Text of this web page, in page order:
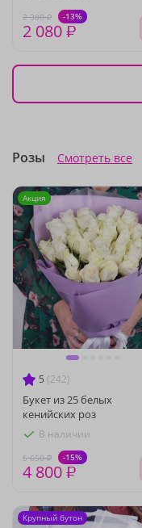
2 380 ₽ -13%
2 080 ₽
Розы Смотреть все
5 (242)
Букет из 25 белых
кенийских роз
В наличии
5 650 ₽ -15%
4 800 ₽
Акция
Крупный бутон